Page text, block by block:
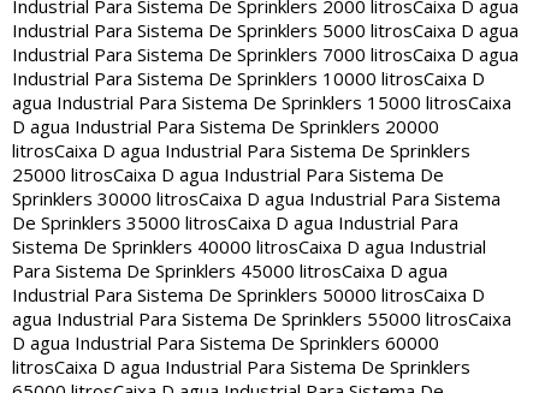
Industrial Para Sistema De Sprinklers 2000 litrosCaixa D agua
Industrial Para Sistema De Sprinklers 5000 litrosCaixa D agua
Industrial Para Sistema De Sprinklers 7000 litrosCaixa D agua
Industrial Para Sistema De Sprinklers 10000 litrosCaixa D
agua Industrial Para Sistema De Sprinklers 15000 litrosCaixa
D agua Industrial Para Sistema De Sprinklers 20000
litrosCaixa D agua Industrial Para Sistema De Sprinklers
25000 litrosCaixa D agua Industrial Para Sistema De
Sprinklers 30000 litrosCaixa D agua Industrial Para Sistema
De Sprinklers 35000 litrosCaixa D agua Industrial Para
Sistema De Sprinklers 40000 litrosCaixa D agua Industrial
Para Sistema De Sprinklers 45000 litrosCaixa D agua
Industrial Para Sistema De Sprinklers 50000 litrosCaixa D
agua Industrial Para Sistema De Sprinklers 55000 litrosCaixa
D agua Industrial Para Sistema De Sprinklers 60000
litrosCaixa D agua Industrial Para Sistema De Sprinklers